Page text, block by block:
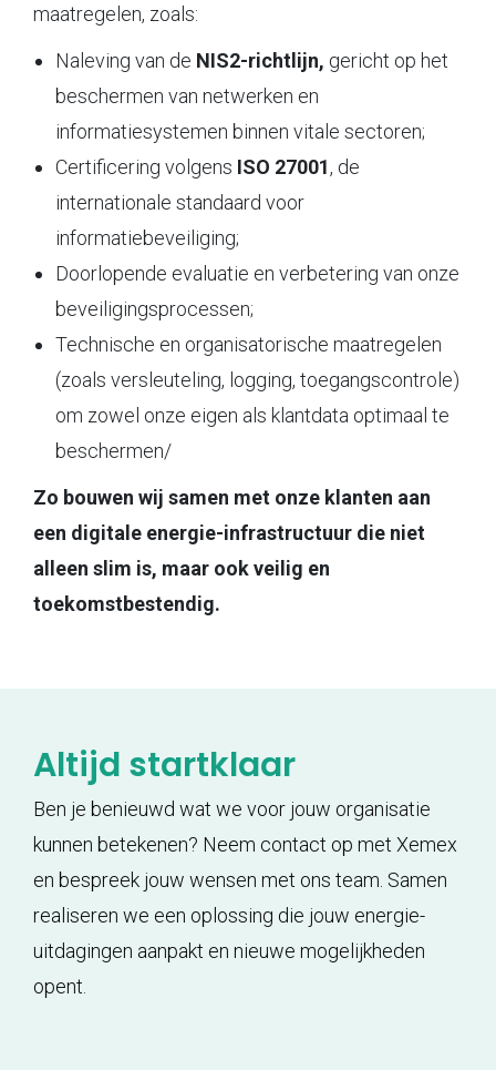
maatregelen, zoals:
Naleving van de NIS2-richtlijn, gericht op het
beschermen van netwerken en
informatiesystemen binnen vitale sectoren;
Certificering volgens ISO 27001, de
internationale standaard voor
informatiebeveiliging;
Doorlopende evaluatie en verbetering van onze
beveiligingsprocessen;
Technische en organisatorische maatregelen
(zoals versleuteling, logging, toegangscontrole)
om zowel onze eigen als klantdata optimaal te
beschermen/
Zo bouwen wij samen met onze klanten aan
een digitale energie-infrastructuur die niet
alleen slim is, maar ook veilig en
toekomstbestendig.
Altijd startklaar
Ben je benieuwd wat we voor jouw organisatie
kunnen betekenen? Neem contact op met Xemex
en bespreek jouw wensen met ons team. Samen
realiseren we een oplossing die jouw energie-
uitdagingen aanpakt en nieuwe mogelijkheden
opent.